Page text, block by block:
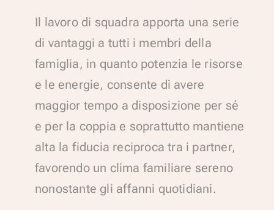
Il lavoro di squadra apporta una serie
di vantaggi a tutti i membri della
famiglia, in quanto potenzia le risorse
e le energie, consente di avere
maggior tempo a disposizione per sé
e per la coppia e soprattutto mantiene
alta la fiducia reciproca tra i partner,
favorendo un clima familiare sereno
nonostante gli affanni quotidiani.